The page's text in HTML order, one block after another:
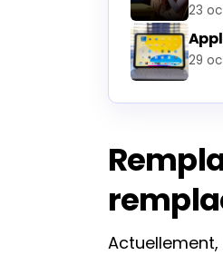
23
29